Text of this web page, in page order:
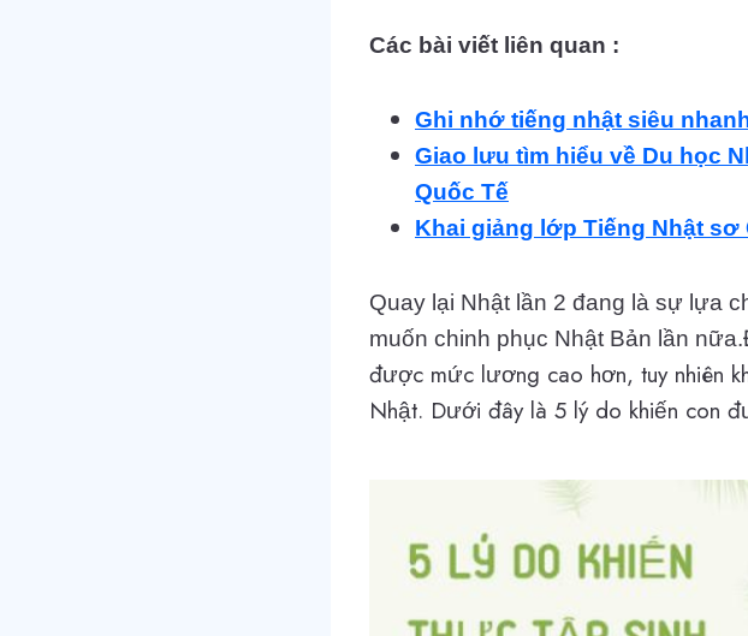
Các bài viết liên quan :
Ghi nhớ tiếng nhật siêu
Giao lưu tìm hiểu về Du học
Quốc Tế
Khai giảng lớp Tiếng Nhật sơ
Quay lại Nhật lần 2 đang là sự lựa
muốn chinh phục Nhật Bản lần nữa.
được mức lương cao hơn, tuy nhiên
Nhật. Dưới đây là 5 lý do khiến con